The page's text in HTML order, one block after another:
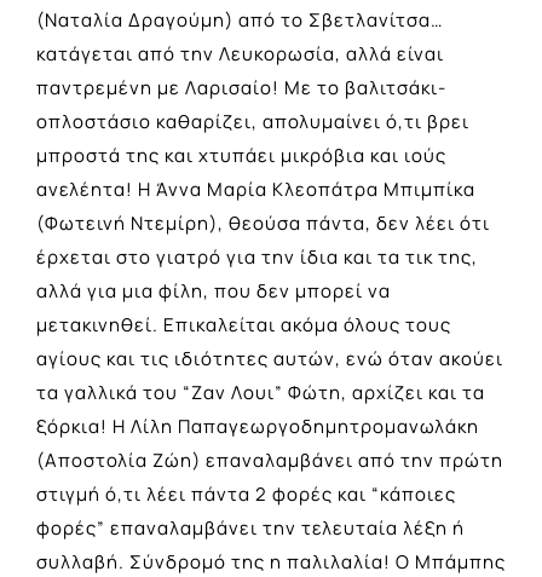
(Ναταλία Δραγούμη) από το Σβετλανίτσα…
κατάγεται από την Λευκορωσία, αλλά είναι
παντρεμένη με Λαρισαίο! Με το βαλιτσάκι-
οπλοστάσιο καθαρίζει, απολυμαίνει ό,τι βρει
μπροστά της και χτυπάει μικρόβια και ιούς
ανελέητα! Η Άννα Μαρία Κλεοπάτρα Μπιμπίκα
(Φωτεινή Ντεμίρη), θεούσα πάντα, δεν λέει ότι
έρχεται στο γιατρό για την ίδια και τα τικ της,
αλλά για μια φίλη, που δεν μπορεί να
μετακινηθεί. Επικαλείται ακόμα όλους τους
αγίους και τις ιδιότητες αυτών, ενώ όταν ακούει
τα γαλλικά του “Ζαν Λουι” Φώτη, αρχίζει και τα
ξόρκια! Η Λίλη Παπαγεωργοδημητρομανωλάκη
(Αποστολία Ζώη) επαναλαμβάνει από την πρώτη
στιγμή ό,τι λέει πάντα 2 φορές και “κάποιες
φορές” επαναλαμβάνει την τελευταία λέξη ή
συλλαβή. Σύνδρομό της η παλιλαλία! Ο Μπάμπης